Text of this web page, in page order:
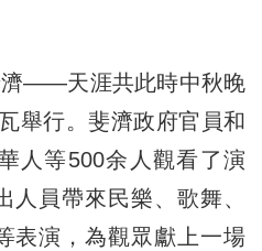
——天涯共此時中秋晚
舉行。斐濟政府官員和
人等500余人觀看了演
人員帶來民樂、歌舞、
表演，為觀眾獻上一場